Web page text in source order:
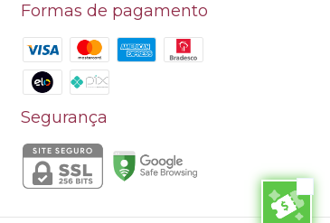
Formas de pagamento
Segurança